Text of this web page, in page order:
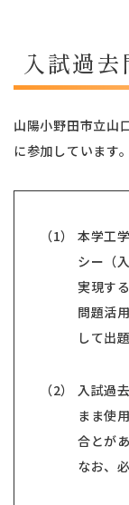
入試過
山陽小野田市立山
に参加しています。
（1） 本学工
シー（
実現す
問題活
して出
（2） 入試過
まま使
合とが
なお、